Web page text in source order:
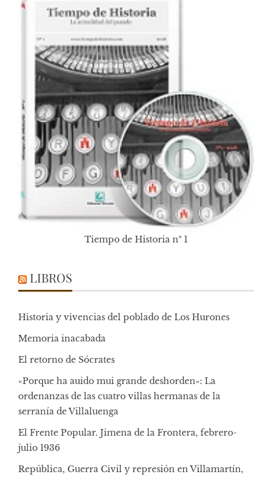
Tiempo de Historia nº 1
LIBROS
Historia y vivencias del poblado de Los Hurones
Memoria inacabada
El retorno de Sócrates
«Porque ha auido mui grande deshorden»: La
ordenanzas de las cuatro villas hermanas de la
serranía de Villaluenga
El Frente Popular. Jimena de la Frontera, febrero-
julio 1936
República, Guerra Civil y represión en Villamartín,